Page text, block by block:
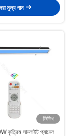
মূল্য পান
ভিডিও
কৃত্রিম সানলাইট প্যানেল